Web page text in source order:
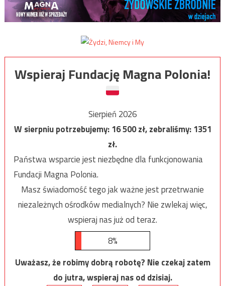
Wspieraj Fundację Magna Polonia!
Sierpień 2026
W sierpniu potrzebujemy:16 500zł, zebraliśmy:1351
zł.
Państwa wsparcie jest niezbędne dla funkcjonowania
Fundacji Magna Polonia.
Masz świadomość tego jak ważne jest przetrwanie
niezależnych ośrodków medialnych? Nie zwlekaj więc,
wspieraj nas już od teraz.
8%
Uważasz, że robimy dobrą robotę? Nie czekaj zatem
do jutra, wspieraj nas od dzisiaj.